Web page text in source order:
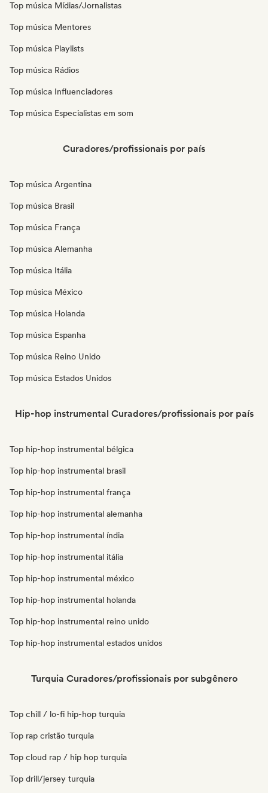
Top música Mídias/Jornalistas
Top música Mentores
Top música Playlists
Top música Rádios
Top música Influenciadores
Top música Especialistas em som
Curadores/profissionais por país
Top música Argentina
Top música Brasil
Top música França
Top música Alemanha
Top música Itália
Top música México
Top música Holanda
Top música Espanha
Top música Reino Unido
Top música Estados Unidos
Hip-hop instrumental Curadores/profissionais por país
Top hip-hop instrumental bélgica
Top hip-hop instrumental brasil
Top hip-hop instrumental frança
Top hip-hop instrumental alemanha
Top hip-hop instrumental índia
Top hip-hop instrumental itália
Top hip-hop instrumental méxico
Top hip-hop instrumental holanda
Top hip-hop instrumental reino unido
Top hip-hop instrumental estados unidos
Turquia Curadores/profissionais por subgênero
Top chill / lo-fi hip-hop turquia
Top rap cristão turquia
Top cloud rap / hip hop turquia
Top drill/jersey turquia